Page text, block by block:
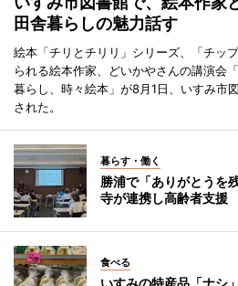
田舎暮らしの魅力話す
絵本「チリとチリリ」シリーズ、「チッ
られる絵本作家、どいかやさんの講演会
暮らし、時々絵本」が8月1日、いすみ市
された。
暮らす・働く
勝浦で「ありがとうを
寺が連携し高齢者支援
食べる
いすみの特産品「ナ